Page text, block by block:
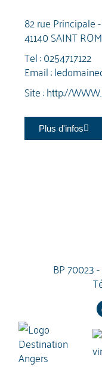
82 rue Principale
41140 SAINT
Tel :0254717122
Email :
Site :http://
Plus d'infos
BP 70023